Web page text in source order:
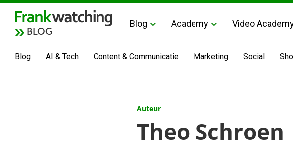
BLOG
Blog Academy Video
Blog AI & Tech Content & Communicatie Marketing Social
Auteur
Theo Schroen